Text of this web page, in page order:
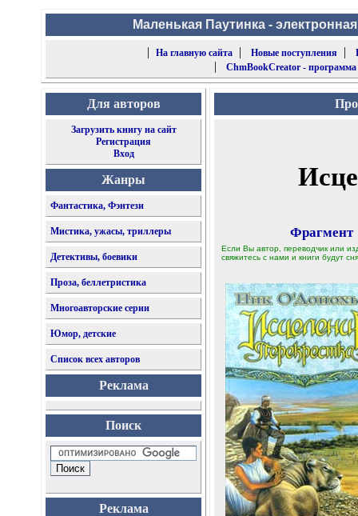
Маленькая Паутинка -
|
На главную сайта| Новые поступления |
| ChmBookCreator -
Для авторов
Загрузить книгу на сайт
Регистрация
Вход
Жанры
Фантастика, Фэнтези
Мистика, ужасы, триллеры
Детективы, боевики
Проза, беллетристика
Многоавторские серии
Юмор, детские
Список всех авторов
Реклама
Поиск
Реклама
Фрагмент
Если Вы автор, переводчик или
свяжитесь с нами и книги будут